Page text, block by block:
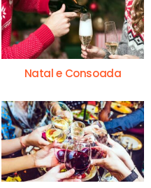
Natal e Consoada